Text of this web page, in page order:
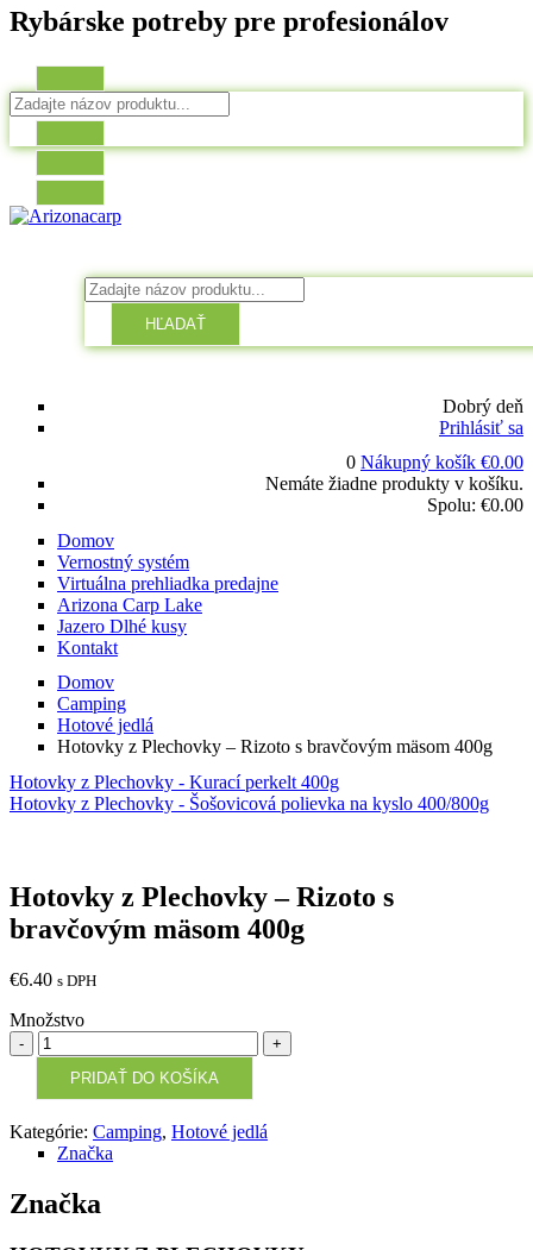
Rybárske potreby pre profesionálov
HĽADAŤ
Dobrý deň
Prihlásiť sa
0 Nákupný košík €0.00
Nemáte žiadne produkty v košíku.
Spolu: €0.00
Domov
Vernostný systém
Virtuálna prehliadka predajne
Arizona Carp Lake
Jazero Dlhé kusy
Kontakt
Domov
Camping
Hotové jedlá
Hotovky z Plechovky – Rizoto s bravčovým mäsom 400g
Hotovky z Plechovky - Kurací perkelt 400g
Hotovky z Plechovky - Šošovicová polievka na kyslo 400/800g
Hotovky z Plechovky – Rizoto s
bravčovým mäsom 400g
€6.40 s DPH
Množstvo
Množstvo
PRIDAŤ DO KOŠÍKA
Kategórie: Camping, Hotové jedlá
Značka
Značka